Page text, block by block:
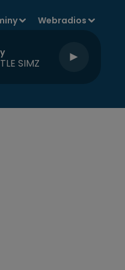
Webradios
SIMZ